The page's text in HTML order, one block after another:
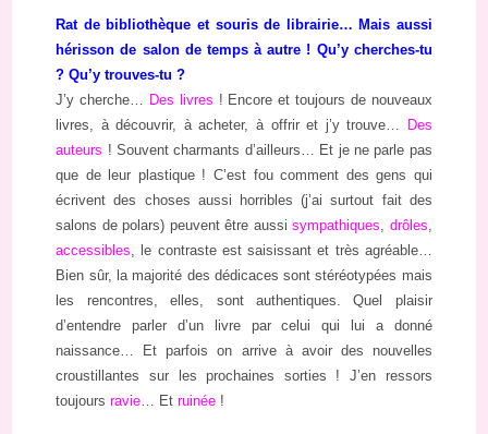
Rat de bibliothèque et souris de librairie… Mais aussi
hérisson de salon de temps à autre ! Qu’y cherches-tu
? Qu’y trouves-tu ?
J’y cherche… Des livres ! Encore et toujours de nouveaux
livres, à découvrir, à acheter, à offrir et j’y trouve…
Des
auteurs ! Souvent charmants d’ailleurs… Et je ne parle pas
que de leur plastique ! C’est fou comment des gens qui
écrivent des choses aussi horribles (j’ai surtout fait des
salons de polars) peuvent être aussisympathiques, drôles,
accessibles, le contraste est saisissant et très agréable…
Bien sûr, la majorité des dédicaces sont stéréotypées mais
les rencontres, elles, sont authentiques. Quel plaisir
d’entendre parler d’un livre par celui qui lui a donné
naissance… Et parfois on arrive à avoir des nouvelles
croustillantes sur les prochaines sorties ! J’en ressors
toujoursravie… Etruinée !